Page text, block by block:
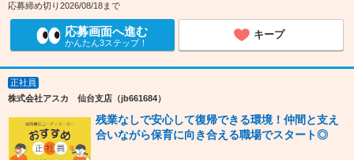
応募締め切り2026/08/18まで
応募画面へ進む
かんたん3ステップ！
キープ
正社員
株式会社アスカ 仙台支店（jb661684）
残業なしで安心して復帰できる環境！仲間と支え
合いながら保育に向き合える職場でスタート◎